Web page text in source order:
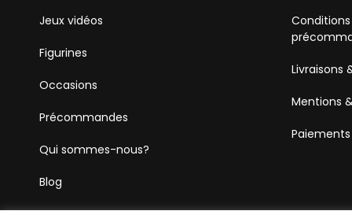
Jeux vidéos
Figurines
Occasions
Précommandes
Qui sommes-nous?
Blog
Livraisons
Mentions
Paiements